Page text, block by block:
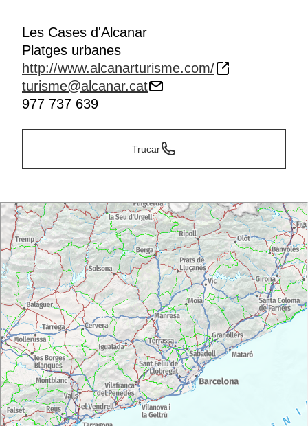
Les Cases d'Alcanar
Platges urbanes
http://www.alcanarturisme.com/
turisme@alcanar.cat
977 737 639
Trucar